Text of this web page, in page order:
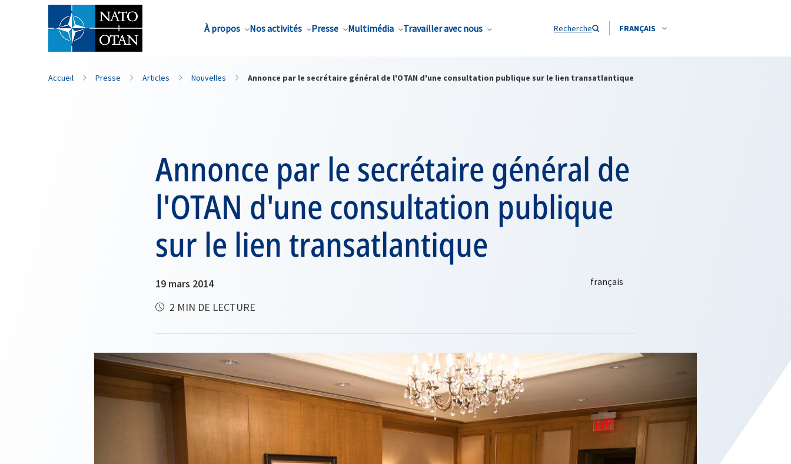
À propos Nos activités Presse Multimédia Travailler avec nous Recherche FRANÇAIS
Nom de famille*
Accueil Presse Articles Nouvelles Annonce par le secrétaire général de l'OTAN d'une consultation publique sur le lien transatlantique
Annonce par le secrétaire général de
l'OTAN d'une consultation publique
sur le lien transatlantique
19 mars 2014
2 MIN DE LECTURE